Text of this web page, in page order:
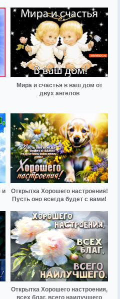
Мира и счастья в ваш дом от
двух ангелов
и
Открытка Хорошего настроения!
Пусть оно всегда будет с вами!
Открытка Хорошего настроения,
всех благ, всего наилучшего